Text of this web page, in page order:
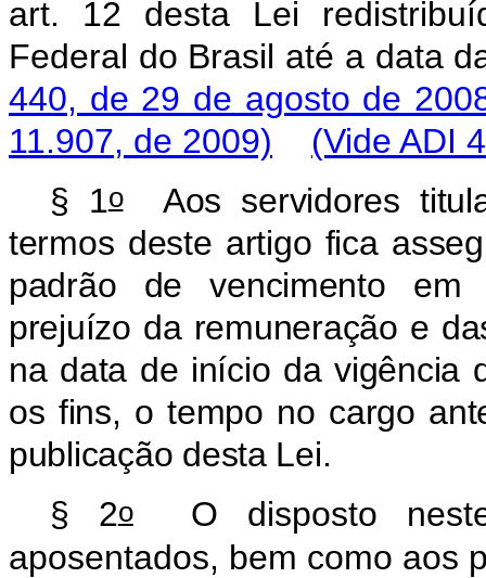
art. 12 desta Lei
Federal do Brasil até a data
440, de 29 de agosto de
11.907, de 2009)
(Vide ADI
§
1o Aos servidores
termos deste artigo fica
padrão
de vencimento
em
prejuízo da remuneração e
na data de início da vigência
os fins, o tempo no cargo
publicação desta Lei.
§
2o O disposto
aposentados, bem como aos